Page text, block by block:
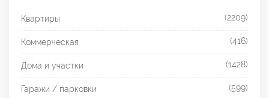
Квартиры (2209)
Коммерческая (416)
Дома и участки (1428)
Гаражи / парковки (599)